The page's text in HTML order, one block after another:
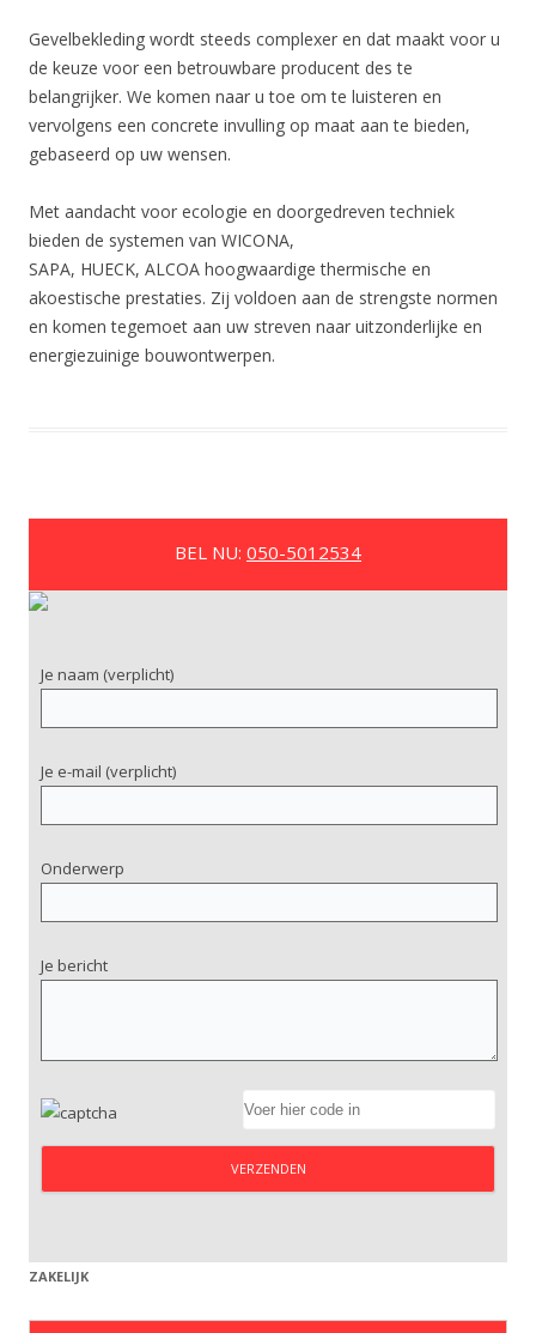
Gevelbekleding wordt steeds complexer en dat maakt voor u
de keuze voor een betrouwbare producent des te
belangrijker. We komen naar u toe om te luisteren en
vervolgens een concrete invulling op maat aan te bieden,
gebaseerd op uw wensen.
Met aandacht voor ecologie en doorgedreven techniek
bieden de systemen van WICONA,
SAPA, HUECK, ALCOA hoogwaardige thermische en
akoestische prestaties. Zij voldoen aan de strengste normen
en komen tegemoet aan uw streven naar uitzonderlijke en
energiezuinige bouwontwerpen.
BEL NU: 050-5012534
Je naam (verplicht)
Je e-mail (verplicht)
Onderwerp
Je bericht
ZAKELIJK